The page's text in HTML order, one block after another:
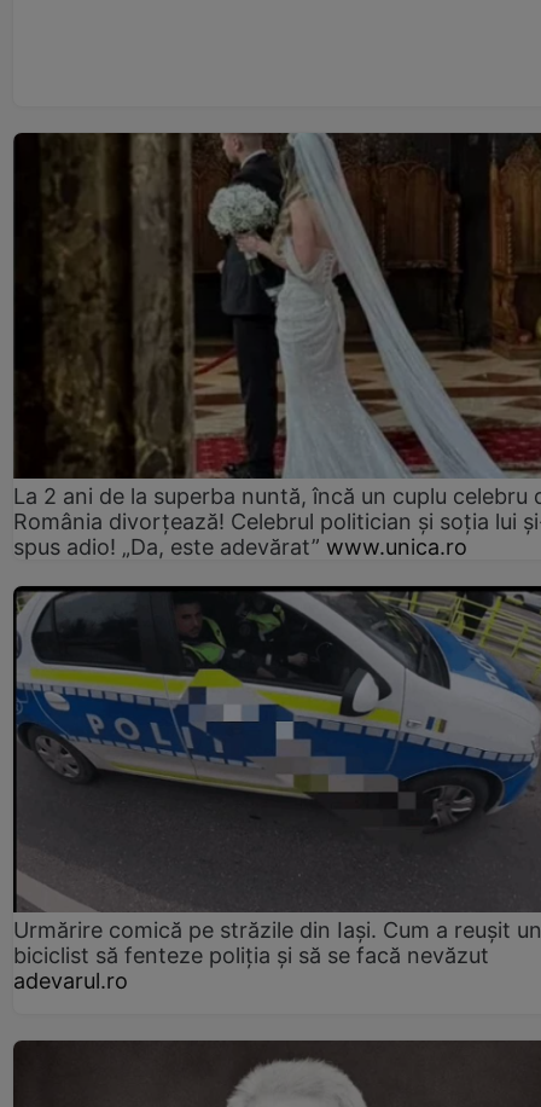
La 2 ani de la superba nuntă, încă un cuplu celebru
România divorțează! Celebrul politician și soția lui
spus adio! „Da, este adevărat” www.unica.ro
Urmărire comică pe străzile din Iași. Cum a reușit un
biciclist să fenteze poliția și să se facă nevăzut
adevarul.ro